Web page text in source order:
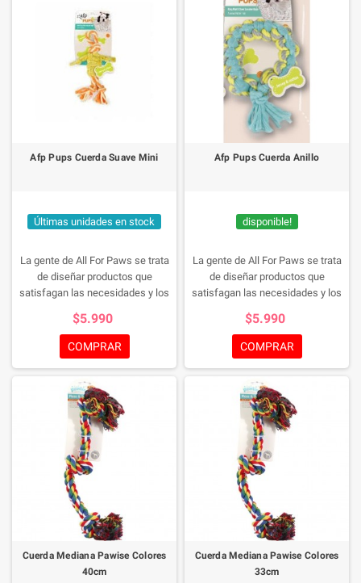
Afp Pups Cuerda Suave Mini
Últimas unidades en stock
La gente de All For Paws se trata
de diseñar productos que
satisfagan las necesidades y los
cambio tanto de las mascotas
como de sus dueños. Para todos
sus juguetes y accesorios para
mascotas.
$5.990
COMPRAR
Afp Pups Cuerda Anillo
disponible!
La gente de All For Paws se trata
de diseñar productos que
satisfagan las necesidades y los
cambio tanto de las mascotas
como de sus dueños. Para todos
sus juguetes y accesorios para
mascotas.
$5.990
COMPRAR
Cuerda Mediana Pawise Colores
40cm
Cuerda Mediana Pawise Colores
33cm